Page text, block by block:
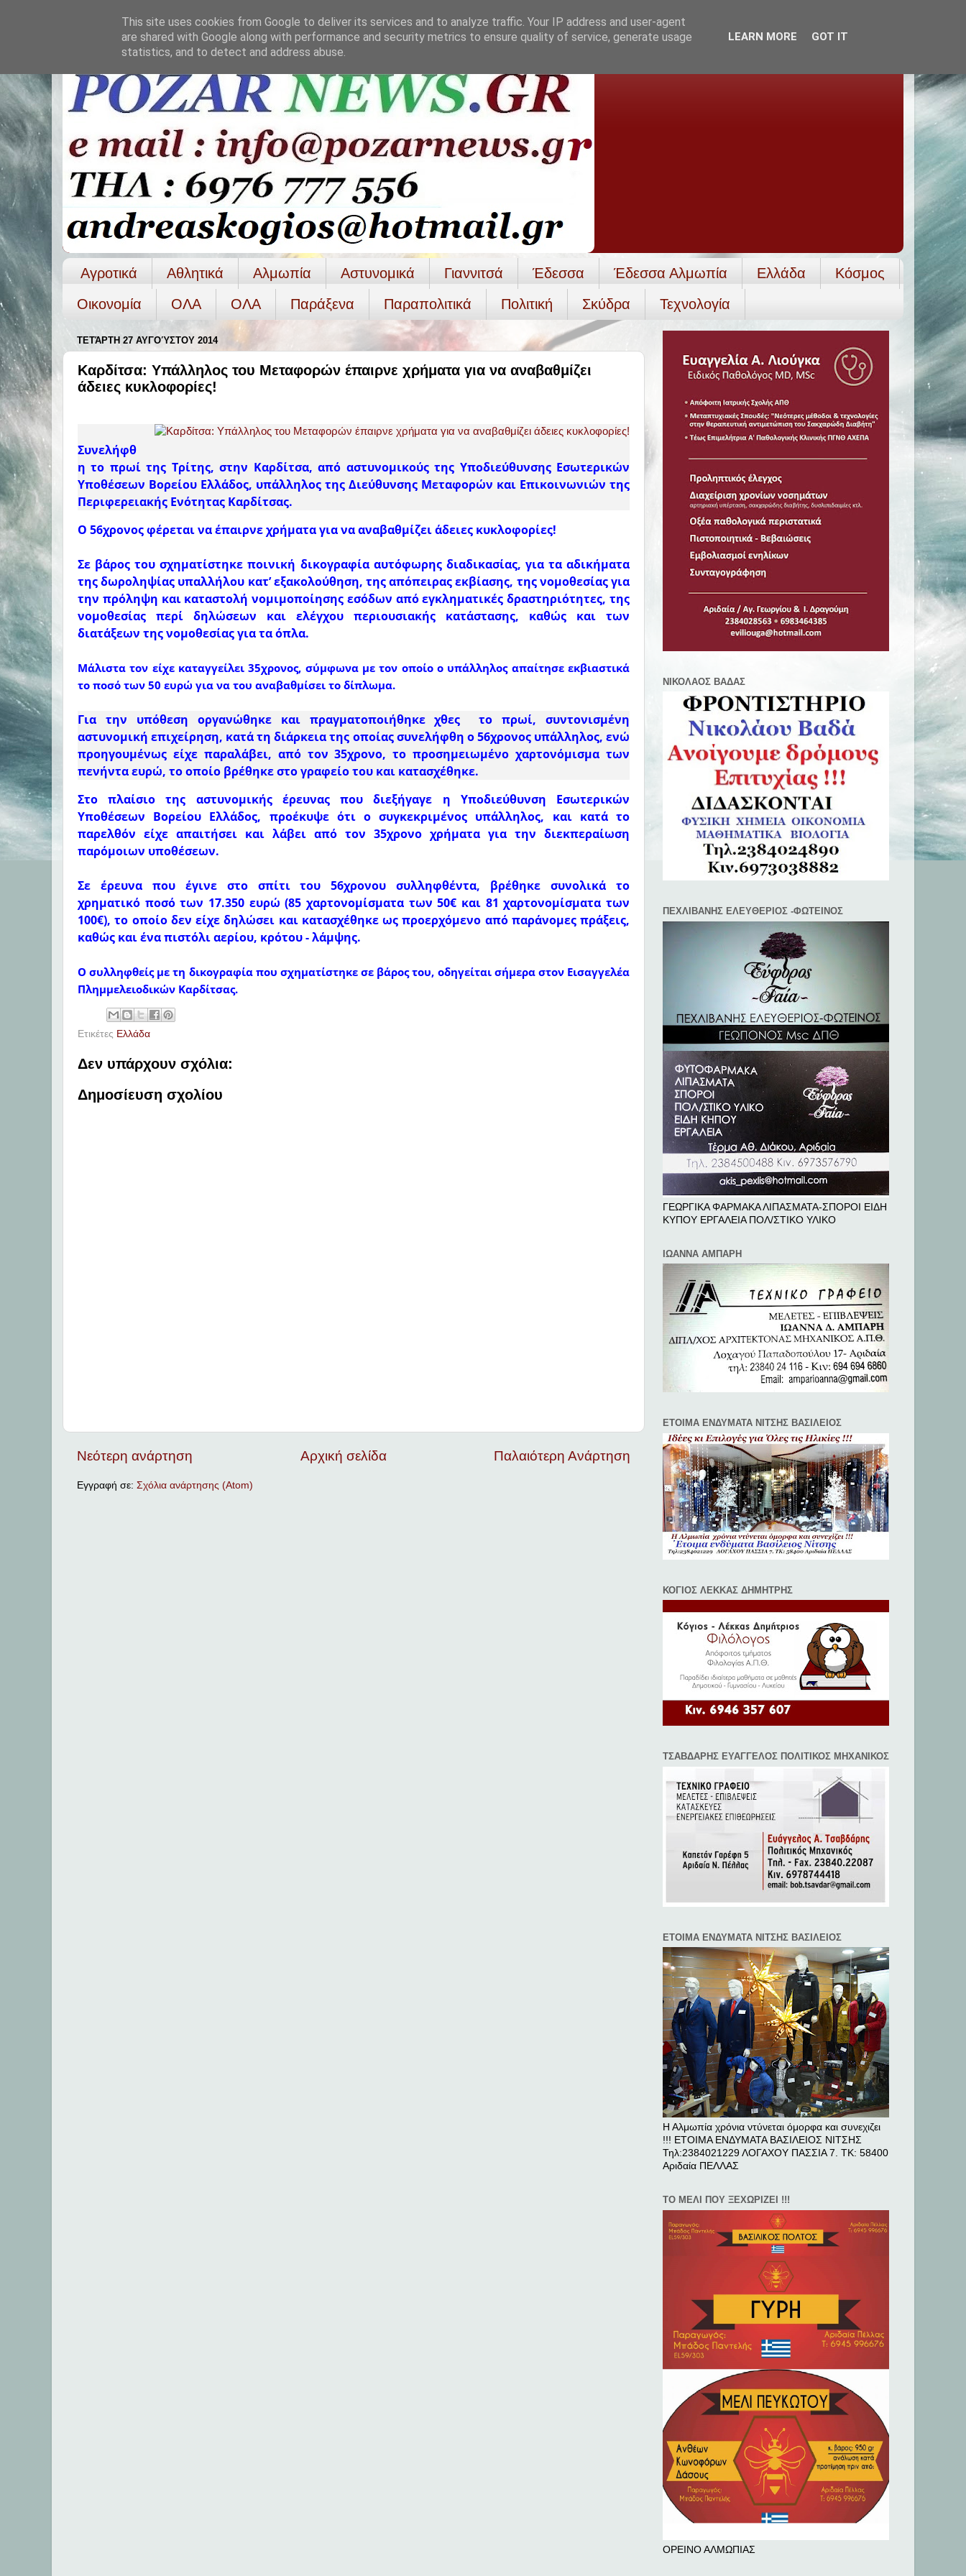
Αγροτικά Αθλητικά Αλμωπία Αστυνομικά Γιαννιτσά Έδεσσα Έδεσσα Αλμωπία Ελλάδα
Κόσμος
Οικονομία
ΟΛΑ ΟΛA Παράξενα Παραπολιτικά Πολιτική Σκύδρα Τεχνολογία
ΤΕΤΆΡΤΗ 27 ΑΥΓΟΎΣΤΟΥ 2014
Καρδίτσα: Υπάλληλος του Μεταφορών έπαιρνε χρήματα για να αναβαθμίζει
άδειες κυκλοφορίες!
Συνελήφθ
η το πρωί της Τρίτης, στην Καρδίτσα, από αστυνομικούς της Υποδιεύθυνσης Εσωτερικών
Υποθέσεων Βορείου Ελλάδος, υπάλληλος της Διεύθυνσης Μεταφορών και Επικοινωνιών της
Περιφερειακής Ενότητας Καρδίτσας.
Ο 56χρονος φέρεται να έπαιρνε χρήματα για να αναβαθμίζει άδειες κυκλοφορίες!
Σε βάρος του σχηματίστηκε ποινική δικογραφία αυτόφωρης διαδικασίας, για τα αδικήματα
της δωροληψίας υπαλλήλου κατ’ εξακολούθηση, της απόπειρας εκβίασης, της νομοθεσίας για
την πρόληψη και καταστολή νομιμοποίησης εσόδων από εγκληματικές δραστηριότητες, της
νομοθεσίας περί δηλώσεων και ελέγχου περιουσιακής κατάστασης, καθώς και των
διατάξεων της νομοθεσίας για τα όπλα.
Μάλιστα τον είχε καταγγείλει 35χρονος, σύμφωνα με τον οποίο ο υπάλληλος απαίτησε εκβιαστικά
το ποσό των 50 ευρώ για να του αναβαθμίσει το δίπλωμα.
Για την υπόθεση οργανώθηκε και πραγματοποιήθηκε χθες το πρωί, συντονισμένη
αστυνομική επιχείρηση, κατά τη διάρκεια της οποίας συνελήφθη ο 56χρονος υπάλληλος, ενώ
προηγουμένως είχε παραλάβει, από τον 35χρονο, το προσημειωμένο χαρτονόμισμα των
πενήντα ευρώ, το οποίο βρέθηκε στο γραφείο του και κατασχέθηκε.
Στο πλαίσιο της αστυνομικής έρευνας που διεξήγαγε η Υποδιεύθυνση Εσωτερικών
Υποθέσεων Βορείου Ελλάδος, προέκυψε ότι ο συγκεκριμένος υπάλληλος, και κατά το
παρελθόν είχε απαιτήσει και λάβει από τον 35χρονο χρήματα για την διεκπεραίωση
παρόμοιων υποθέσεων.
Σε έρευνα που έγινε στο σπίτι του 56χρονου συλληφθέντα, βρέθηκε συνολικά το
χρηματικό ποσό των 17.350 ευρώ (85 χαρτονομίσματα των 50€ και 81 χαρτονομίσματα των
100€), το οποίο δεν είχε δηλώσει και κατασχέθηκε ως προερχόμενο από παράνομες πράξεις,
καθώς και ένα πιστόλι αερίου, κρότου - λάμψης.
Ο συλληφθείς με τη δικογραφία που σχηματίστηκε σε βάρος του, οδηγείται σήμερα στον Εισαγγελέα
Πλημμελειοδικών Καρδίτσας.
Ετικέτες Ελλάδα
Δεν υπάρχουν σχόλια:
Δημοσίευση σχολίου
Νεότερη ανάρτηση Παλαιότερη Ανάρτηση
Αρχική σελίδα
Εγγραφή σε: Σχόλια ανάρτησης (Atom)
ΝΙΚΟΛΑΟΣ ΒΑΔΑΣ
ΠΕΧΛΙΒANΗΣ ΕΛΕΥΘΕΡΙΟΣ -ΦΩΤΕΙΝΟΣ
ΓΕΩΡΓΙΚΑ ΦΑΡΜΑΚΑ ΛΙΠΑΣΜΑΤΑ-ΣΠΟΡΟΙ ΕΙΔΗ
ΚΥΠΟΥ ΕΡΓΑΛΕΙΑ ΠΟΛ/ΣΤΙΚΟ ΥΛΙΚΟ
ΙΩΑΝΝΑ ΑΜΠΑΡΗ
ΕΤΟΙΜΑ ΕΝΔΥΜΑΤΑ ΝΙΤΣΗΣ ΒΑΣΙΛΕΙΟΣ
ΚΟΓΙΟΣ ΛΕΚΚΑΣ ΔΗΜΗΤΡΗΣ
ΤΣΑΒΔΑΡΗΣ ΕΥΑΓΓΕΛΟΣ ΠΟΛΙΤΙΚΟΣ ΜΗΧΑΝΙΚΟΣ
ΕΤΟΙΜΑ ΕΝΔΥΜΑΤΑ ΝΙΤΣΗΣ ΒΑΣΙΛΕΙΟΣ
Η Αλμωπία χρόνια ντύνεται όμορφα και συνεχιζει
!!! ΕΤΟΙΜΑ ΕΝΔΥΜΑΤΑ ΒΑΣΙΛΕΙΟΣ ΝΙΤΣΗΣ
Τηλ:2384021229 ΛΟΓΑΧΟΥ ΠΑΣΣΙΑ 7. ΤΚ: 58400
Αριδαία ΠΕΛΛAΣ
ΤΟ ΜΕΛΙ ΠΟΥ ΞΕΧΩΡΙΖΕΙ !!!
ΟΡΕΙΝΟ ΑΛΜΩΠΙΑΣ
This site uses cookies from Google to deliver its services and to analyze traffic. Your IP address and user-agent
are shared with Google along with performance and security metrics to ensure quality of service, generate usage
statistics, and to detect and address abuse.
LEARN MORE GOT IT